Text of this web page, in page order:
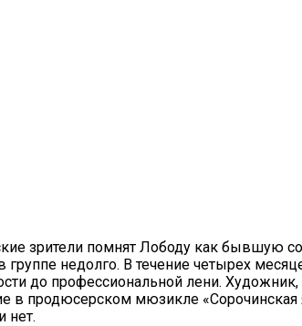
зрители помнят Лободу как бывшую
недолго. В течение четырех
до профессиональной лени.
в продюсерском мюзикле
нет.